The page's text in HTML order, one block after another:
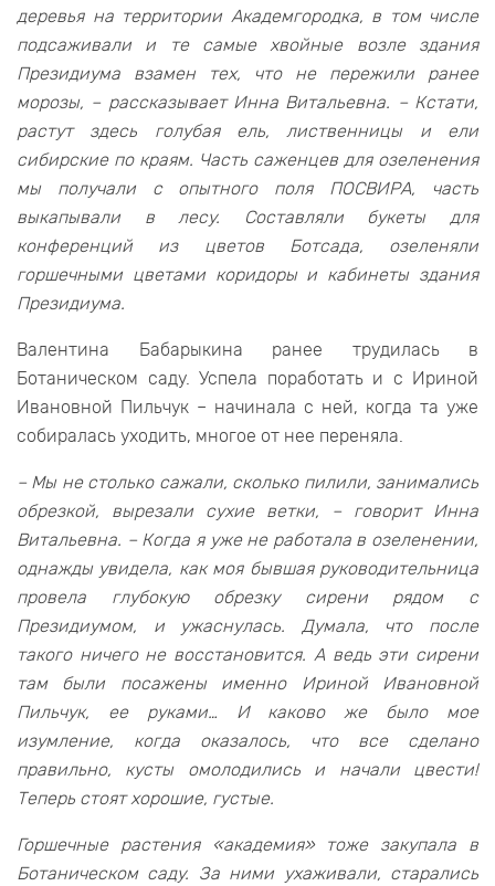
деревья на территории Академгородка, в том числе
подсаживали и те самые хвойные возле здания
Президиума взамен тех, что не пережили ранее
морозы, – рассказывает Инна Витальевна. – Кстати,
растут здесь голубая ель, лиственницы и ели
сибирские по краям. Часть саженцев для озеленения
мы получали с опытного поля ПОСВИРА, часть
выкапывали в лесу. Составляли букеты для
конференций из цветов Ботсада, озеленяли
горшечными цветами коридоры и кабинеты здания
Президиума.
Валентина Бабарыкина ранее трудилась в
Ботаническом саду. Успела поработать и с Ириной
Ивановной Пильчук – начинала с ней, когда та уже
собиралась уходить, многое от нее переняла.
– Мы не столько сажали, сколько пилили, занимались
обрезкой, вырезали сухие ветки, – говорит Инна
Витальевна. – Когда я уже не работала в озеленении,
однажды увидела, как моя бывшая руководительница
провела глубокую обрезку сирени рядом с
Президиумом, и ужаснулась. Думала, что после
такого ничего не восстановится. А ведь эти сирени
там были посажены именно Ириной Ивановной
Пильчук, ее руками… И каково же было мое
изумление, когда оказалось, что все сделано
правильно, кусты омолодились и начали цвести!
Теперь стоят хорошие, густые.
Горшечные растения «академия» тоже закупала в
Ботаническом саду. За ними ухаживали, старались